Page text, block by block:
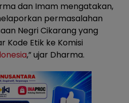
dan Imam mengatakan,
permasalahan
Negri Cikarang yang
Kode Etik ke Komisi
,” ujar Dharma.